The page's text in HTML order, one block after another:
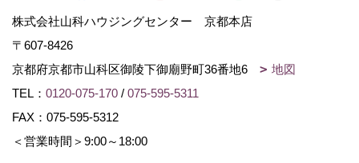
株式会社山科ハウジングセンター 京都本店
〒607-8426
京都府京都市山科区御陵下御廟野町36番地6
地図
TEL： 0120-075-170 / 075-595-5311
FAX：075-595-5312
＜営業時間＞9:00～18:00